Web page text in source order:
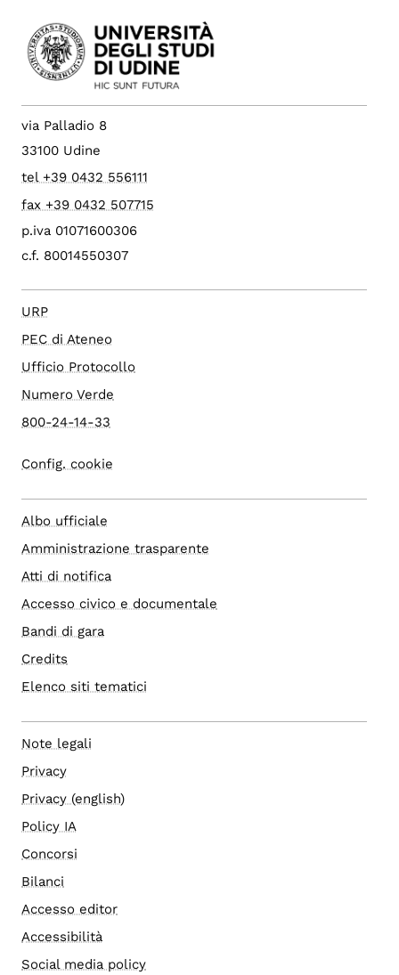
via Palladio 8
33100 Udine
tel +39 0432 556111
fax +39 0432 507715
p.iva 01071600306
c.f. 80014550307
URP
PEC di Ateneo
Ufficio Protocollo
Numero Verde
800-24-14-33
Config. cookie
Albo ufficiale
Amministrazione trasparente
Atti di notifica
Accesso civico e documentale
Bandi di gara
Credits
Elenco siti tematici
Note legali
Privacy
Privacy (english)
Policy IA
Concorsi
Bilanci
Accesso editor
Accessibilità
Social media policy